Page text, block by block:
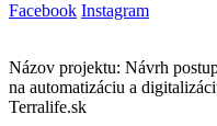
Facebook Instagram
Názov projektu: Návrh
na automatizáciu a
Terralife.sk